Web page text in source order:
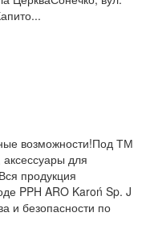
возможности!Под ТМ
аксессуары для
продукция
PPH ARO Karoń Sp. J
и безопасности по